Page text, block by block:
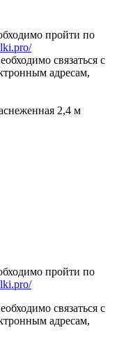
пройти по
связаться с
адресам,
2,4 м
пройти по
связаться с
адресам,